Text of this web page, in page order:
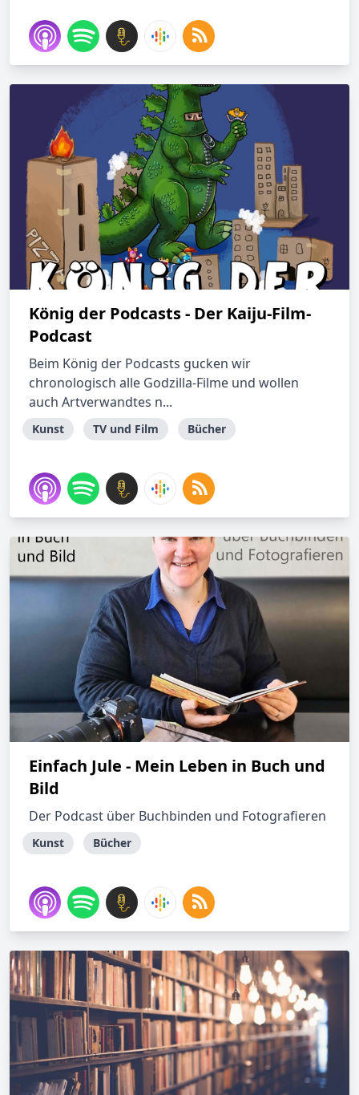
König der Podcasts - Der Kaiju-Film-
Podcast
Beim König der Podcasts gucken wir
chronologisch alle Godzilla-Filme und wollen
auch Artverwandtes n...
Kunst TV und Film Bücher
Einfach Jule - Mein Leben in Buch und
Bild
Der Podcast über Buchbinden und Fotografieren
Kunst Bücher